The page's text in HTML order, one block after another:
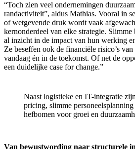
“Toch zien veel ondernemingen
randactiviteit”, aldus Mathias. Vooral in
of wetgevende druk wordt vaak
kernonderdeel van elke strategie.
al inzicht in de impact van hun werking
Ze beseffen ook de financiële risico’s
vandaag én in de toekomst. Of net de
een duidelijke case for change.”
Naast logistieke en IT-integratie
pricing, slimme
hefbomen voor groei en
Van bewustwording naar structurele